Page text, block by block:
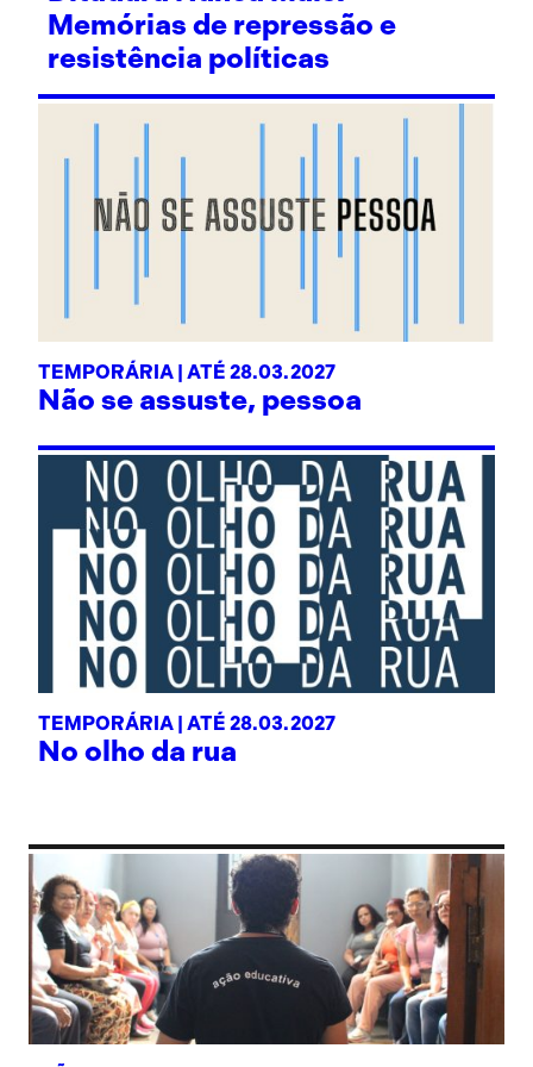
Memórias de repressão e
resistência políticas
TEMPORÁRIA | ATÉ 28.03.2027
Não se assuste, pessoa
TEMPORÁRIA | ATÉ 28.03.2027
No olho da rua